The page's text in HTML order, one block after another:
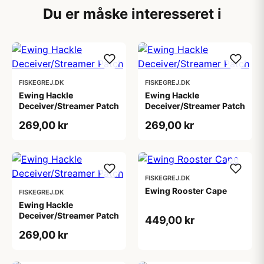
Du er måske interesseret i
FISKEGREJ.DK
Ewing Hackle
Deceiver/Streamer Patch
269,00 kr
FISKEGREJ.DK
Ewing Hackle
Deceiver/Streamer Patch
269,00 kr
FISKEGREJ.DK
Ewing Hackle
Deceiver/Streamer Patch
269,00 kr
FISKEGREJ.DK
Ewing Rooster Cape
449,00 kr